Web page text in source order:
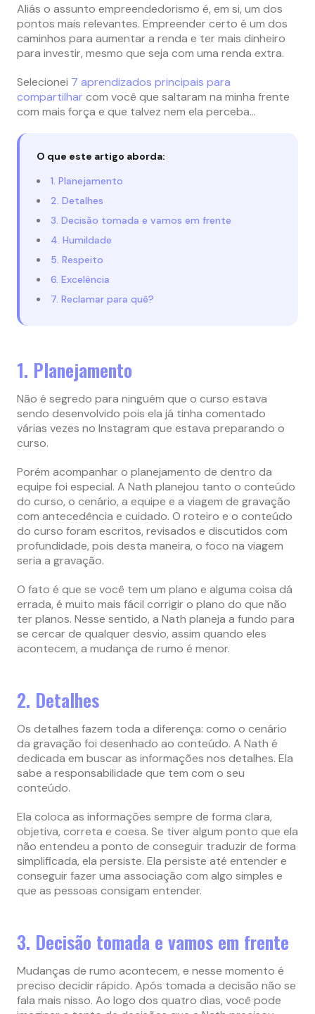
Aliás o assunto empreendedorismo é, em si, um dos
pontos mais relevantes. Empreender certo é um dos
caminhos para aumentar a renda e ter mais dinheiro
para investir, mesmo que seja com uma renda extra.
Selecionei 7 aprendizados principais para
compartilharcom você que saltaram na minha frente
com mais força e que talvez nem ela perceba…
O que este artigo aborda:
1. Planejamento
2. Detalhes
3. Decisão tomada e vamos em frente
4. Humildade
5. Respeito
6. Excelência
7. Reclamar para quê?
1. Planejamento
Não é segredo para ninguém que o curso estava
sendo desenvolvido pois ela já tinha comentado
várias vezes no Instagram que estava preparando o
curso.
Porém acompanhar o planejamento de dentro da
equipe foi especial. A Nath planejou tanto o conteúdo
do curso, o cenário, a equipe e a viagem de gravação
com antecedência e cuidado. O roteiro e o conteúdo
do curso foram escritos, revisados e discutidos com
profundidade, pois desta maneira, o foco na viagem
seria a gravação.
O fato é que se você tem um plano e alguma coisa dá
errada, é muito mais fácil corrigir o plano do que não
ter planos. Nesse sentido, a Nath planeja a fundo para
se cercar de qualquer desvio, assim quando eles
acontecem, a mudança de rumo é menor.
2. Detalhes
Os detalhes fazem toda a diferença: como o cenário
da gravação foi desenhado ao conteúdo. A Nath é
dedicada em buscar as informações nos detalhes. Ela
sabe a responsabilidade que tem com o seu
conteúdo.
Ela coloca as informações sempre de forma clara,
objetiva, correta e coesa. Se tiver algum ponto que ela
não entendeu a ponto de conseguir traduzir de forma
simplificada, ela persiste. Ela persiste até entender e
conseguir fazer uma associação com algo simples e
que as pessoas consigam entender.
3. Decisão tomada e vamos em frente
Mudanças de rumo acontecem, e nesse momento é
preciso decidir rápido. Após tomada a decisão não se
fala mais nisso. Ao logo dos quatro dias, você pode